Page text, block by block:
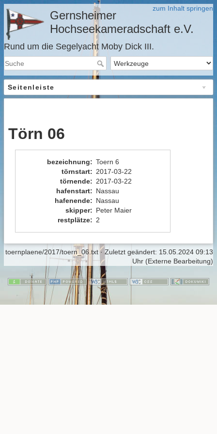
zum Inhalt springen
Gernsheimer
Hochseekameradschaft e.V.
Rund um die Segelyacht Moby Dick III.
Seitenleiste
Törn 06
bezeichnung: Toern 6
törnstart: 2017-03-22
törnende: 2017-03-22
hafenstart: Nassau
hafenende: Nassau
skipper: Peter Maier
restplätze: 2
toernplaene/2017/toern_06.txt· Zuletzt geändert: 15.05.2024 09:13
Uhr (Externe Bearbeitung)